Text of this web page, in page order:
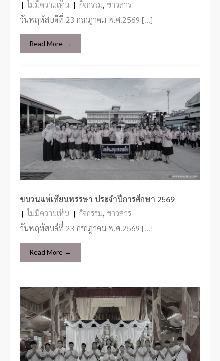
|ไม่มีความเห็น | กิจกรรม, ข่าวสาร
วันพฤหัสบดีที่ 23 กรกฎาคม พ.ศ.2569 […]
Read More →
ขบวนแห่เทียนพรรษา ประจำปีการศึกษา 2569
|ไม่มีความเห็น | กิจกรรม, ข่าวสาร
วันพฤหัสบดีที่ 23 กรกฎาคม พ.ศ.2569 […]
Read More →